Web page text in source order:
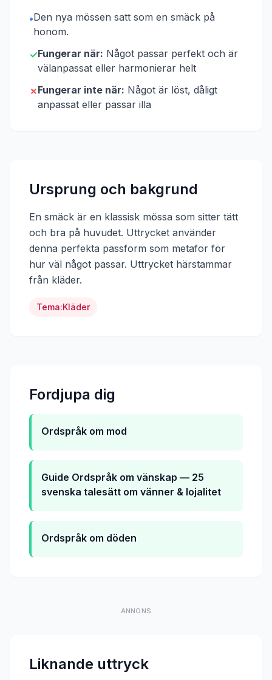
•Den nya mössen satt som en smäck på
honom.
✓Fungerar när: Något passar perfekt och är
välanpassat eller harmonierar helt
✗Fungerar inte när: Något är löst, dåligt
anpassat eller passar illa
Ursprung och bakgrund
En smäck är en klassisk mössa som sitter tätt
och bra på huvudet. Uttrycket använder
denna perfekta passform som metafor för
hur väl något passar. Uttrycket härstammar
från kläder.
Tema:Kläder
Fordjupa dig
Ordspråk om mod
Guide Ordspråk om vänskap — 25
svenska talesätt om vänner & lojalitet
Ordspråk om döden
ANNONS
Liknande uttryck